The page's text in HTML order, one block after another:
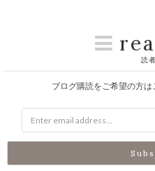
読
ブログ購読をご希望の方は